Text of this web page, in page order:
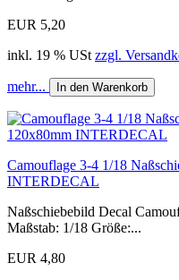
EUR 5,20
inkl. 19 % USt zzgl.
mehr... In den Warenkorb
Camouflage 3-4 1/18
INTERDECAL
Naßschiebebild Decal
Maßstab: 1/18 Größe:...
EUR 4,80